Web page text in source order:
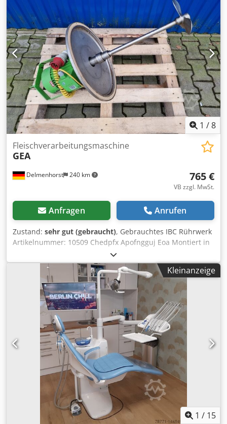
Mechanische Werkzeuge: Unterstützt eine Vielzahl von
Werkzeugen, darunter Fräser, oszillierende Messer,
Ziehmesser, Kiss-Cut-Messer und Rillräder •
Steuerungssystem: Ausgestattet mit Zünds ZCC V3
Software, die eine präzise Steuerung der Schneidvorgänge
ermöglicht Csdpswm Nu Djfx Ap Ejha • Zusätzliche
Merkmale: o Optische Registrierkamera für erhöhte
Präzision o Integriertes Fördersystem für effizientes
Materialhandling o Modulares Design ermöglicht den
parallelen Betrieb von bis zu drei Werkzeugen gleichzeitig
1 /8
Delmenhorst 240 km
Fleischverarbeitungsmaschine
GEA
765 €
VB zzgl. MwSt.
Anfragen Anrufen
Zustand: sehr gut (gebraucht), Gebrauchtes IBC Rührwerk
Artikelnummer: 10509 Chedpfx Apofngguj Eoa Montiert in
455mm Domdeckel mit Spannring. Kontaktschalter am
Domdeckel Passend zu den IBC 10507 (900L) und 10508
(500L) Letzter Verwendungszweck: Lebensmittel Material
(medienberührt): 1.4301 Edelstahl Rührorgan: Propeller
Hersteller: GEA Stelzer Motor: Hersteller: Siemens
Leistung: 1,1 kW Drehzahl: 930 /min Spannung: 230/400 V
Rührorgan: Dreiblattpropeller an Edelstahlwelle mit
Schnellkupplung Wellenlänge: 520mm
Kleinanzeige
1 / 15